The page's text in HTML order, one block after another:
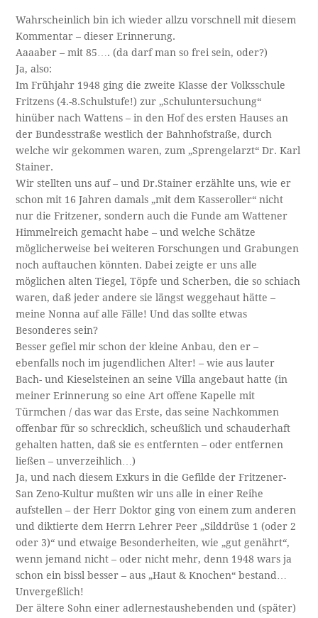
Wahrscheinlich bin ich wieder allzu vorschnell mit diesem
Kommentar – dieser Erinnerung.
Aaaaber – mit 85…. (da darf man so frei sein, oder?)
Ja, also:
Im Frühjahr 1948 ging die zweite Klasse der Volksschule
Fritzens (4.-8.Schulstufe!) zur „Schuluntersuchung“
hinüber nach Wattens – in den Hof des ersten Hauses an
der Bundesstraße westlich der Bahnhofstraße, durch
welche wir gekommen waren, zum „Sprengelarzt“ Dr. Karl
Stainer.
Wir stellten uns auf – und Dr.Stainer erzählte uns, wie er
schon mit 16 Jahren damals „mit dem Kasseroller“ nicht
nur die Fritzener, sondern auch die Funde am Wattener
Himmelreich gemacht habe – und welche Schätze
möglicherweise bei weiteren Forschungen und Grabungen
noch auftauchen könnten. Dabei zeigte er uns alle
möglichen alten Tiegel, Töpfe und Scherben, die so schiach
waren, daß jeder andere sie längst weggehaut hätte –
meine Nonna auf alle Fälle! Und das sollte etwas
Besonderes sein?
Besser gefiel mir schon der kleine Anbau, den er –
ebenfalls noch im jugendlichen Alter! – wie aus lauter
Bach- und Kieselsteinen an seine Villa angebaut hatte (in
meiner Erinnerung so eine Art offene Kapelle mit
Türmchen / das war das Erste, das seine Nachkommen
offenbar für so schrecklich, scheußlich und schauderhaft
gehalten hatten, daß sie es entfernten – oder entfernen
ließen – unverzeihlich…)
Ja, und nach diesem Exkurs in die Gefilde der Fritzener-
San Zeno-Kultur mußten wir uns alle in einer Reihe
aufstellen – der Herr Doktor ging von einem zum anderen
und diktierte dem Herrn Lehrer Peer „Silddrüse 1 (oder 2
oder 3)“ und etwaige Besonderheiten, wie „gut genährt“,
wenn jemand nicht – oder nicht mehr, denn 1948 wars ja
schon ein bissl besser – aus „Haut & Knochen“ bestand…
Unvergeßlich!
Der ältere Sohn einer adlernestaushebenden und (später)